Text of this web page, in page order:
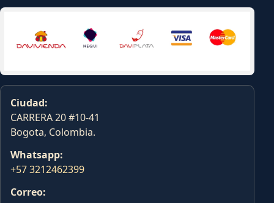
Ciudad:
CARRERA 20 #10-41
Bogota, Colombia.
Whatsapp:
+57 3212462399
Correo: